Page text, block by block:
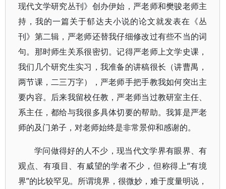
现代文学研究丛刊》创办伊始，严老师和樊骏老师主
持，我的一篇关于郁达夫小说的论文就发表在《丛
刊》第二辑，严老师还替我仔细修改过有些不当的词
句。那时师生关系很密切。记得严老师上文学史课，
我们几个研究生实习，我准备的讲稿很长（讲曹禺，
两节课，二三万字），严老师手把手教我如何突出主
要内容。后来我留校任教，严老师当过教研室主任、
系主任，都给与我很多具体切要的帮助。我算是严老
师的及门弟子，对老师始终是非常景仰和感谢的。
学问做得好的人不少，现当代文学界有眼界、有
观点、有项目、有威望的学者不少，但称得上“有境
界”的比较罕见。所谓境界，很微妙，难于度量明说，